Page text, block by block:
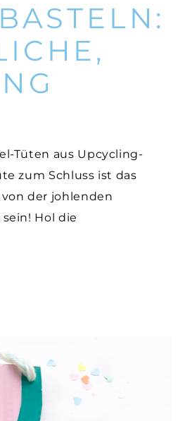
Tüten aus Upcycling-
zum Schluss ist das
der johlenden
Hol die